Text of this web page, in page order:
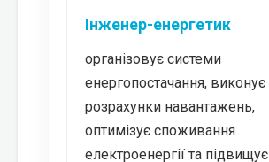
Інженер-енергетик
організовує системи
енергопостачання, виконує
розрахунки навантажень,
оптимізує споживання
електроенергії та підвищує